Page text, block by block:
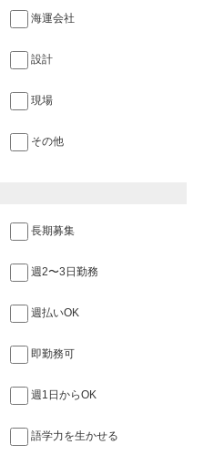
海運会社
設計
現場
その他
長期募集
週2〜3日勤務
週払いOK
即勤務可
週1日からOK
語学力を生かせる